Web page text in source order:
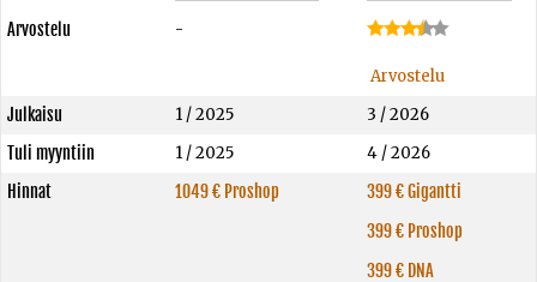
Arvostelu -
Arvostelu
Julkaisu
1 / 2025
3 / 2026
Tuli myyntiin
1 / 2025
4 / 2026
Hinnat
1049 € Proshop
399 € Gigantti
399 € Proshop
399 € DNA